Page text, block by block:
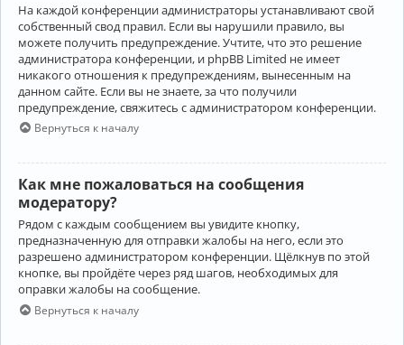
На каждой конференции администраторы устанавливают свой
собственный свод правил. Если вы нарушили правило, вы
можете получить предупреждение. Учтите, что это решение
администратора конференции, и phpBB Limited не имеет
никакого отношения к предупреждениям, вынесенным на
данном сайте. Если вы не знаете, за что получили
предупреждение, свяжитесь с администратором конференции.
Вернуться к началу
Как мне пожаловаться на сообщения
модератору?
Рядом с каждым сообщением вы увидите кнопку,
предназначенную для отправки жалобы на него, если это
разрешено администратором конференции. Щёлкнув по этой
кнопке, вы пройдёте через ряд шагов, необходимых для
оправки жалобы на сообщение.
Вернуться к началу